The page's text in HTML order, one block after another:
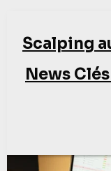
Scalping
News